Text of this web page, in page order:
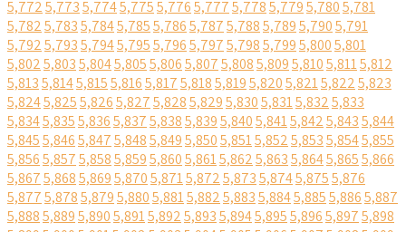
5,7725,7735,7745,7755,7765,7775,7785,7795,7805,781
5,7825,7835,7845,7855,7865,7875,7885,7895,7905,791
5,7925,7935,7945,7955,7965,7975,7985,7995,8005,801
5,8025,8035,8045,8055,8065,8075,8085,8095,8105,8115,812
5,8135,8145,8155,8165,8175,8185,8195,8205,8215,8225,823
5,8245,8255,8265,8275,8285,8295,8305,8315,8325,833
5,8345,8355,8365,8375,8385,8395,8405,8415,8425,8435,844
5,8455,8465,8475,8485,8495,8505,8515,8525,8535,8545,855
5,8565,8575,8585,8595,8605,8615,8625,8635,8645,8655,866
5,8675,8685,8695,8705,8715,8725,8735,8745,8755,876
5,8775,8785,8795,8805,8815,8825,8835,8845,8855,8865,887
5,8885,8895,8905,8915,8925,8935,8945,8955,8965,8975,898